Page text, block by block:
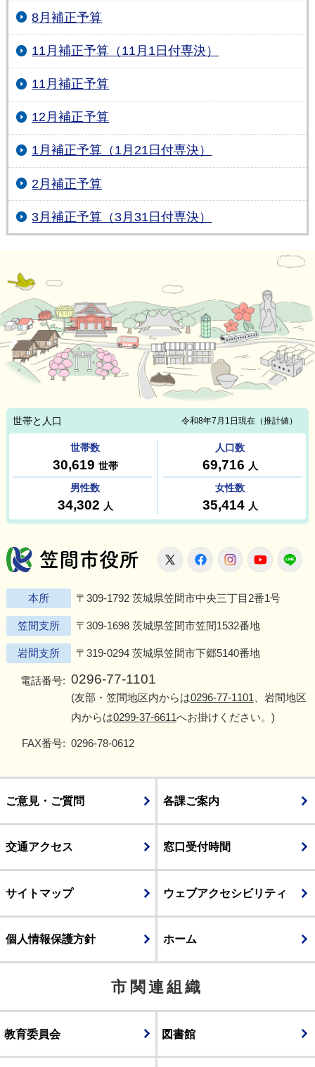
8月補正予算
11月補正予算（11月1日付専決）
11月補正予算
12月補正予算
1月補正予算（1月21日付専決）
2月補正予算
3月補正予算（3月31日付専決）
笠間市役所
X FacebookInstagram
本所 〒309-1792 茨城県笠間市中央三丁目2番1号
笠間支所 〒309-1698 茨城県笠間市笠間1532番地
岩間支所 〒319-0294 茨城県笠間市下郷5140番地
電話番号: 0296-77-1101
(友部・笠間地区内からは0296-77-1101 、岩間地区
内からは0299-37-6611へお掛けください。)
FAX番号: 0296-78-0612
ご意見・ご質問 各課ご案内
交通アクセス 窓口受付時間
サイトマップ ウェブアクセシビリティ
個人情報保護方針 ホーム
市関連組織
教育委員会 図書館